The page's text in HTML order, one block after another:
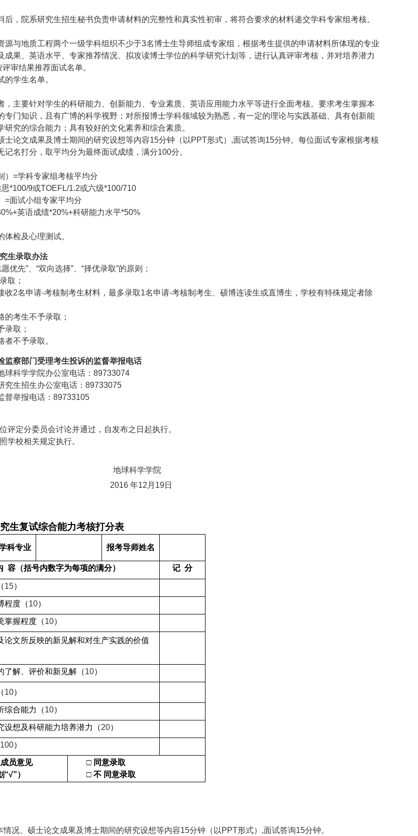
后，院系研究生招生秘书负责申请材料的完整性和真实性初审，将符合要求的材料递交学科专家组考核。
源与地质工程两个一级学科组织不少于3名博士生导师组成专家组，根据考生提供的申请材料所体现的专业
成果、英语水平、专家推荐情况、拟攻读博士学位的科学研究计划等，进行认真评审考核，并对培养潜力
审结果推荐面试名单。
学生名单。
，主要针对学生的科研能力、创新能力、专业素质、英语应用能力水平等进行全面考核。要求考生掌握本
专门知识，且有广博的科学视野；对所报博士学科领域较为熟悉，有一定的理论与实践基础、具有创新能
研究的综合能力；具有较好的文化素养和综合素质。
士论文成果及博士期间的研究设想等内容15分钟（以 PPT形式） ,面试答询15分钟。每位面试专家根据考核
记名打分，取平均分为最终面试成绩，满分100分。
=学科专家组考核平均分
思*100/9或TOEFL/1.2或六级*100/710
=面试小组专家平均分
英语成绩*20%+科研能力水平*50%
体检及心理测试。
生录取办法
优先”、“双向选择”、“择优录取”的原则；
取；
收2名申请-考核制考生材料，最多录取1名申请-考核制考生、硕博连读生或直博生，学校有特殊规定者除
考生不予录取；
取；
不予录取。
监察部门受理考生投诉的监督举报电话
球科学学院办公室电话： 89733074
究生招生办公室电话： 89733075
督举报电话： 89733105
评定分委员会讨论并通过，自发布之日起执行。
学校相关规定执行。
地球科学学院
2016 年12 月 19日
生复试综合能力考核打分表
科专业 报考导师姓名
容（括号内数字为每项的满分） 记 分
15）
程度（10）
掌握程度（10）
论文所反映的新见解和对生产实践的价值
了解、评价和新见解（10）
10）
综合能力（10）
设想及科研能力培养潜力（20）
100）
员意见
“√”）
□ 同意录取
□ 不 同意录取
情况、硕士论文成果及博士期间的研究设想等内容15分钟（以 PPT形式） ,面试答询15分钟。